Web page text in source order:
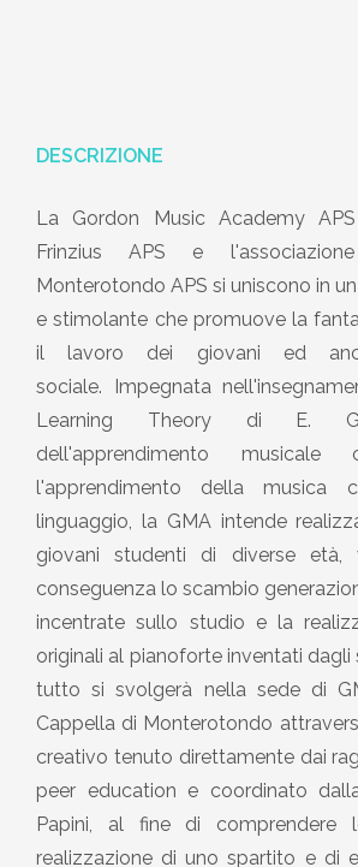
DESCRIZIONE
La Gordon Music Academy
Frinzius APS e
Monterotondo APS si uniscono in
e stimolante che promuove la
il lavoro dei giovani ed
sociale. Impegnata
Learning Theory di E.
dell'apprendimento musicale
l'apprendimento della musica
linguaggio, la GMA intende
giovani studenti di diverse età,
conseguenza lo scambio
incentrate sullo studio e la
originali al pianoforte inventati dagli
tutto si svolgerà nella sede di
Cappella di Monterotondo
creativo tenuto direttamente dai
peer education e coordinato
Papini, al fine di comprendere
realizzazione di uno spartito e di